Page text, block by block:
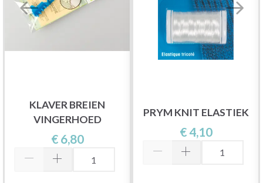
KLAVER BREIEN
VINGERHOED
€ 6,80
PRYM KNIT ELASTIEK
€ 4,10